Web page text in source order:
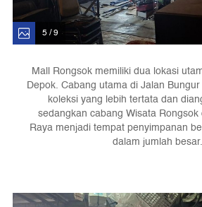
5 / 9
Mall Rongsok memiliki dua lokasi
Depok. Cabang utama di Jalan
koleksi yang lebih tertata dan
sedangkan cabang Wisata
Raya menjadi tempat penyimpanan
dalam jumlah besar.